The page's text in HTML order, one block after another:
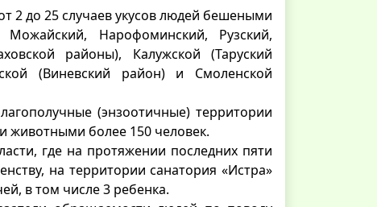
2 до 25 случаев укусов людей бешеными
Нарофоминский, Рузский,
районы), Калужской (Таруский
(Виневский район) и Смоленской
(энзоотичные) территории
животными более 150 человек.
где на протяжении последних пяти
на территории санатория «Истра»
в том числе 3 ребенка.